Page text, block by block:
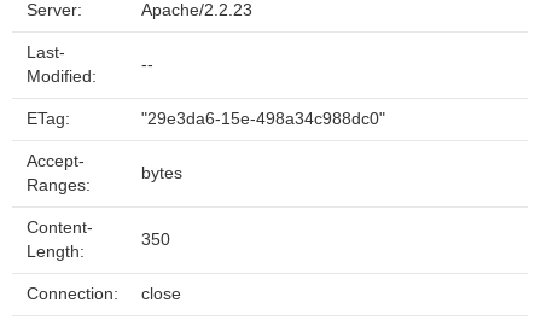
Server: Apache/2.2.23
Last-
Modified:
--
ETag: "29e3da6-15e-498a34c988dc0"
Accept-
Ranges:
bytes
Content-
Length:
350
Connection: close